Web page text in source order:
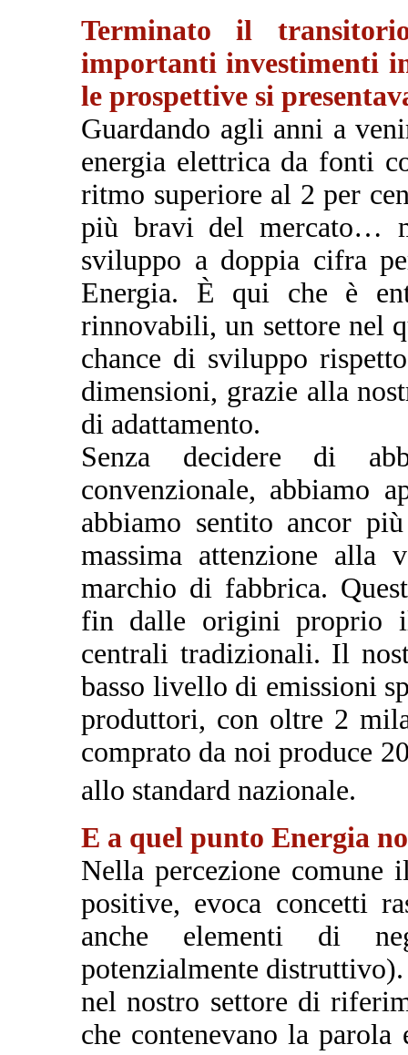
Terminato il
importanti investimenti
le prospettive si
Guardando agli anni a
energia elettrica da fonti
ritmo superiore al 2 per
più bravi del mercato…
sviluppo a doppia cifra
Energia. È qui che è
rinnovabili, un settore nel
chance di sviluppo
dimensioni, grazie alla
di adattamento.
Senza decidere di
convenzionale, abbiamo
abbiamo sentito ancor
massima attenzione alla
marchio di fabbrica.
fin dalle origini proprio
centrali tradizionali. Il
basso livello di emissioni
produttori, con oltre 2
comprato da noi produce
allo standard nazionale.
E a quel punto Energia
Nella percezione comune
positive, evoca concetti
anche elementi di
potenzialmente
nel nostro settore di
che contenevano la parola